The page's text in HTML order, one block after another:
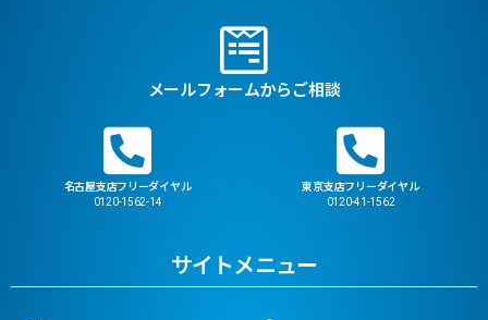
メールフォームからご相談
名古屋支店フリーダイヤル
0120-1562-14
東京支店フリーダイヤル
0120-41-1562
サイトメニュー